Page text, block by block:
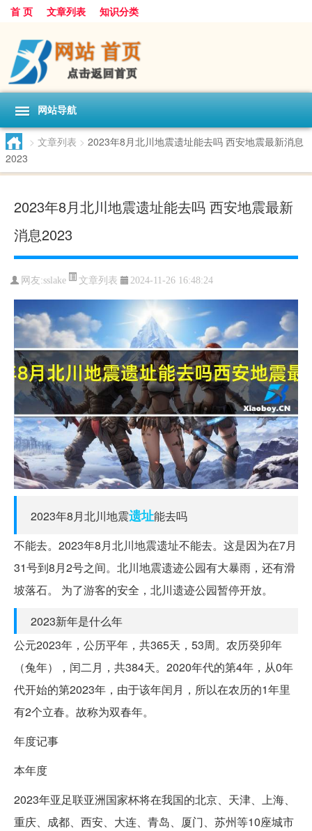
首 页 文章列表 知识分类
网站导航
> 文章列表 > 2023年8月北川地震遗址能去吗 西安地震最新消息
2023
2023年8月北川地震遗址能去吗 西安地震最新
消息2023
网友:sslake 文章列表 2024-11-26 16:48:24
2023年8月北川地震遗址能去吗
不能去。2023年8月北川地震遗址不能去。这是因为在7月
31号到8月2号之间。北川地震遗迹公园有大暴雨，还有滑
坡落石。 为了游客的安全，北川遗迹公园暂停开放。
2023新年是什么年
公元2023年，公历平年，共365天，53周。农历癸卯年
（兔年），闰二月，共384天。2020年代的第4年，从0年
代开始的第2023年，由于该年闰月，所以在农历的1年里
有2个立春。故称为双春年。
年度记事
本年度
2023年亚足联亚洲国家杯将在我国的北京、天津、上海、
重庆、成都、西安、大连、青岛、厦门、苏州等10座城市